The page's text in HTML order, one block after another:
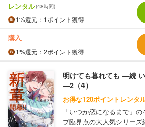
レンタル(48時間)
1%還元 ：1ポイント獲得
購入
1%還元 ：2ポイント獲得
明けても暮れても ―続
―2（4）
お得な120ポイントレンタ
「いつか恋になるまで」
ブ臨界点の大人気シリーズ